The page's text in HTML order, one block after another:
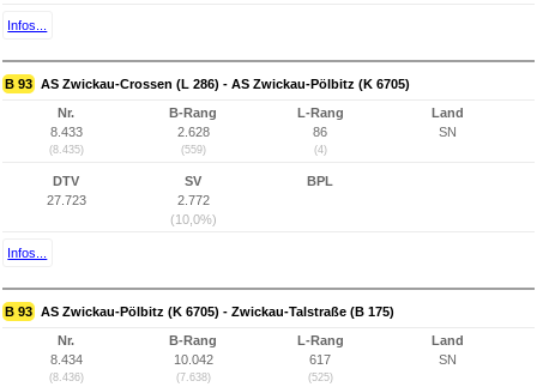
Infos...
B 93 AS Zwickau-Crossen (L 286) - AS Zwickau-Pölbitz (K 6705)
Nr.
8.433
(8.435)
B-Rang
2.628
(559)
L-Rang
86
(4)
Land
SN
DTV
27.723
SV
2.772
(10,0%)
BPL
Infos...
B 93 AS Zwickau-Pölbitz (K 6705) - Zwickau-Talstraße (B 175)
Nr.
8.434
(8.436)
B-Rang
10.042
(7.638)
L-Rang
617
(525)
Land
SN